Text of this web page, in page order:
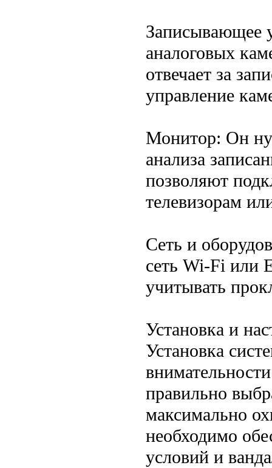
Записывающее
аналоговых
отвечает за
управление
Монитор: Он
анализа
позволяют
телевизорам
Сеть и
сеть Wi-Fi или
учитывать
Установка и
Установка
правильно
максимально
необходимо
условий и